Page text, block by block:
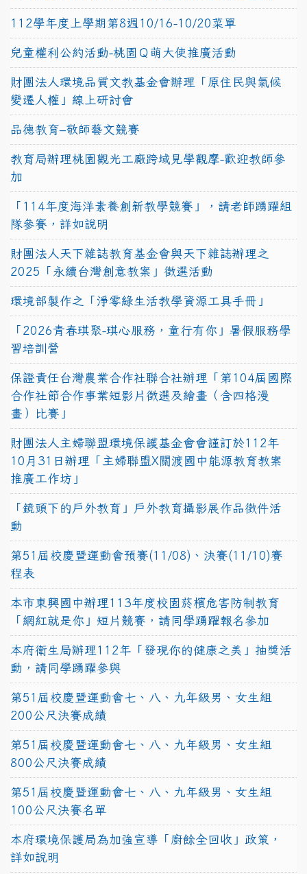
112學年度上學期第8週10/16-10/20菜單
兒童權利公約活動-桃園Ｑ萌大使推廣活動
財團法人環境品質文教基金會辦理「原住民與氣候
變遷人權」線上研討會
品德教育–敬師藝文競賽
教育局辦理桃園觀光工廠跨域見學觀摩-歡迎教師參
加
「114年度海洋素養創新教學競賽」，請老師踴躍組
隊參賽，詳如說明
財團法人天下雜誌教育基金會與天下雜誌辦理之
2025「永續台灣創意教案」徵選活動
環境部製作之「淨零綠生活教學資源工具手冊」
「2026青春琪聚-琪心服務，童行有你」暑假服務學
習培訓營
保證責任台灣農業合作社聯合社辦理「第104屆國際
合作社節合作事業短影片徵選及繪畫（含四格漫
畫）比賽」
財團法人主婦聯盟環境保護基金會會謹訂於112年
10月31日辦理「主婦聯盟X關渡國中能源教育教案
推廣工作坊」
「鏡頭下的戶外教育」戶外教育攝影展作品徵件活
動
第51屆校慶暨運動會預賽(11/08)、決賽(11/10)賽
程表
本市東興國中辦理113年度校園菸檳危害防制教育
「網紅就是你」短片競賽，請同學踴躍報名參加
本府衛生局辦理112年「發現你的健康之美」抽獎活
動，請同學踴躍參與
第51屆校慶暨運動會七、八、九年級男、女生組
200公尺決賽成績
第51屆校慶暨運動會七、八、九年級男、女生組
800公尺決賽成績
第51屆校慶暨運動會七、八、九年級男、女生組
100公尺決賽名單
本府環境保護局為加強宣導「廚餘全回收」政策，
詳如說明